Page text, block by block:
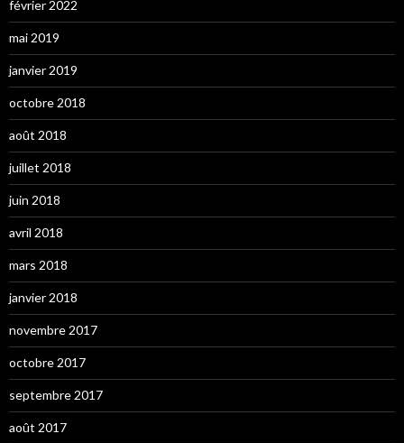
février 2022
mai 2019
janvier 2019
octobre 2018
août 2018
juillet 2018
juin 2018
avril 2018
mars 2018
janvier 2018
novembre 2017
octobre 2017
septembre 2017
août 2017